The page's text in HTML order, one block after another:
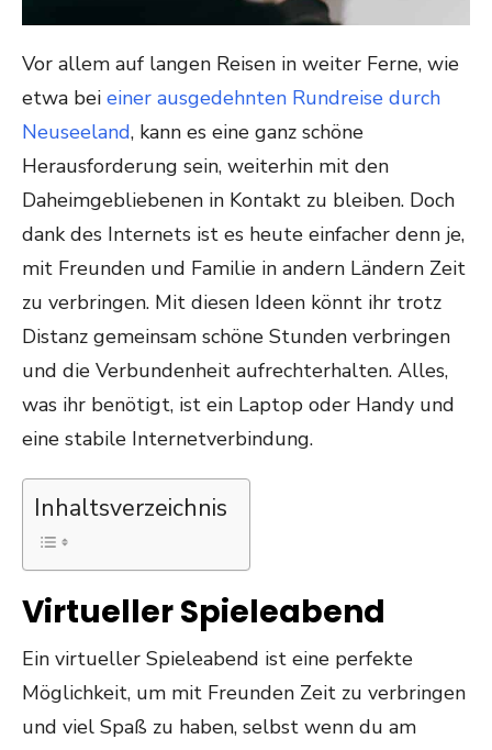
Vor allem auf langen Reisen in weiter Ferne, wie
etwa bei einer ausgedehnten Rundreise durch
Neuseeland, kann es eine ganz schöne
Herausforderung sein, weiterhin mit den
Daheimgebliebenen in Kontakt zu bleiben. Doch
dank des Internets ist es heute einfacher denn je,
mit Freunden und Familie in andern Ländern Zeit
zu verbringen. Mit diesen Ideen könnt ihr trotz
Distanz gemeinsam schöne Stunden verbringen
und die Verbundenheit aufrechterhalten. Alles,
was ihr benötigt, ist ein Laptop oder Handy und
eine stabile Internetverbindung.
Inhaltsverzeichnis
Virtueller Spieleabend
Ein virtueller Spieleabend ist eine perfekte
Möglichkeit, um mit Freunden Zeit zu verbringen
und viel Spaß zu haben, selbst wenn du am